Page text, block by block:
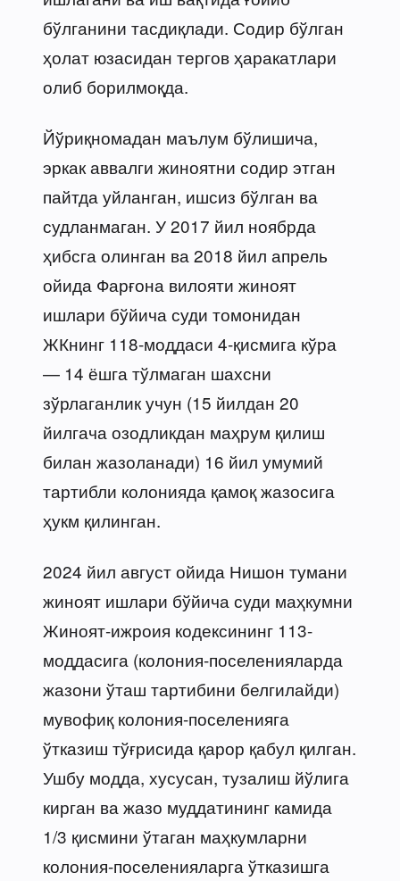
бўлганини тасдиқлади. Содир бўлган
ҳолат юзасидан тергов ҳаракатлари
олиб борилмоқда.
Йўриқномадан маълум бўлишича,
эркак аввалги жиноятни содир этган
пайтда уйланган, ишсиз бўлган ва
судланмаган. У 2017 йил ноябрда
ҳибсга олинган ва 2018 йил апрель
ойида Фарғона вилояти жиноят
ишлари бўйича суди томонидан
ЖКнинг 118-моддаси 4-қисмига кўра
— 14 ёшга тўлмаган шахсни
зўрлаганлик учун (15 йилдан 20
йилгача озодликдан маҳрум қилиш
билан жазоланади) 16 йил умумий
тартибли колонияда қамоқ жазосига
ҳукм қилинган.
2024 йил август ойида Нишон тумани
жиноят ишлари бўйича суди маҳкумни
Жиноят-ижроия кодексининг 113-
моддасига (колония-поселенияларда
жазони ўташ тартибини белгилайди)
мувофиқ колония-поселенияга
ўтказиш тўғрисида қарор қабул қилган.
Ушбу модда, хусусан, тузалиш йўлига
кирган ва жазо муддатининг камида
1/3 қисмини ўтаган маҳкумларни
колония-поселенияларга ўтказишга